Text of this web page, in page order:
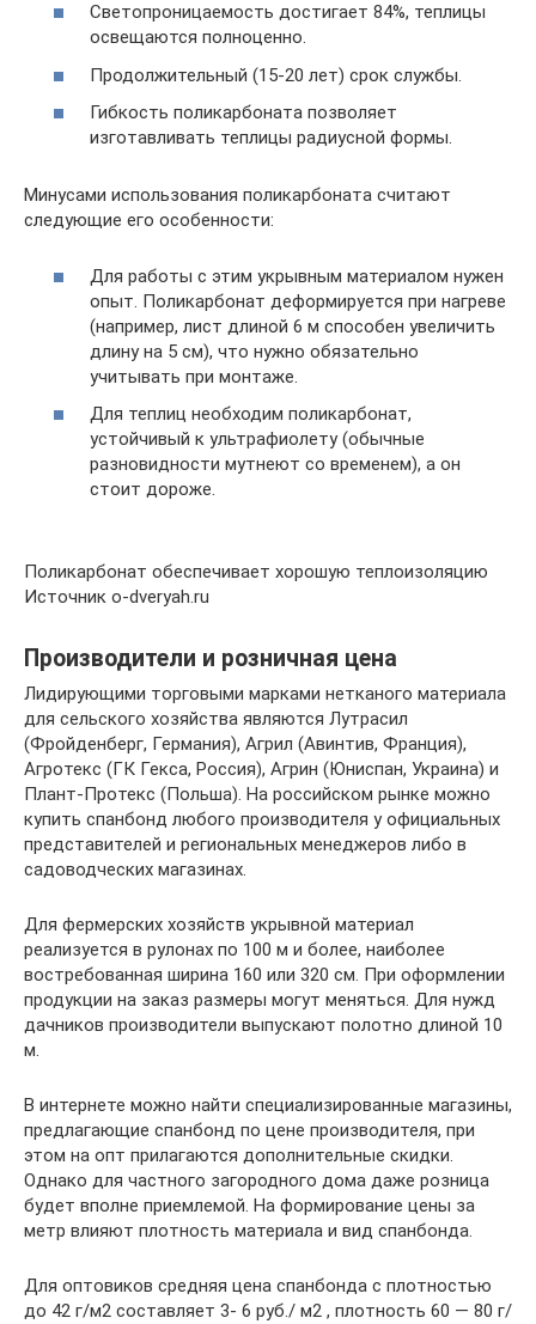
Светопроницаемость достигает 84%, теплицы
освещаются полноценно.
Продолжительный (15-20 лет) срок службы.
Гибкость поликарбоната позволяет
изготавливать теплицы радиусной формы.
Минусами использования поликарбоната считают
следующие его особенности:
Для работы с этим укрывным материалом нужен
опыт. Поликарбонат деформируется при нагреве
(например, лист длиной 6 м способен увеличить
длину на 5 см), что нужно обязательно
учитывать при монтаже.
Для теплиц необходим поликарбонат,
устойчивый к ультрафиолету (обычные
разновидности мутнеют со временем), а он
стоит дороже.
Поликарбонат обеспечивает хорошую теплоизоляцию
Источник o-dveryah.ru
Производители и розничная цена
Лидирующими торговыми марками нетканого материала
для сельского хозяйства являются Лутрасил
(Фройденберг, Германия), Агрил (Авинтив, Франция),
Агротекс (ГК Гекса, Россия), Агрин (Юниспан, Украина) и
Плант-Протекс (Польша). На российском рынке можно
купить спанбонд любого производителя у официальных
представителей и региональных менеджеров либо в
садоводческих магазинах.
Для фермерских хозяйств укрывной материал
реализуется в рулонах по 100 м и более, наиболее
востребованная ширина 160 или 320 см. При оформлении
продукции на заказ размеры могут меняться. Для нужд
дачников производители выпускают полотно длиной 10
м.
В интернете можно найти специализированные магазины,
предлагающие спанбонд по цене производителя, при
этом на опт прилагаются дополнительные скидки.
Однако для частного загородного дома даже розница
будет вполне приемлемой. На формирование цены за
метр влияют плотность материала и вид спанбонда.
Для оптовиков средняя цена спанбонда с плотностью
до 42 г/м2 составляет 3- 6 руб./ м2 , плотность 60 — 80 г/